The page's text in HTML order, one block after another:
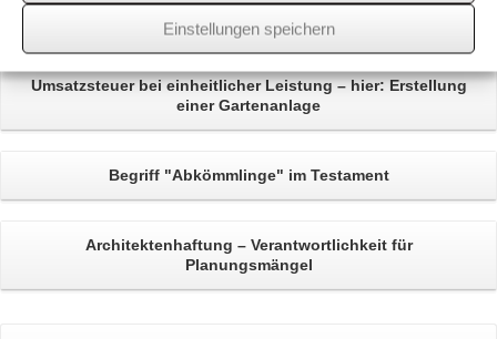
Einstellungen speichern
Umsatzsteuer bei einheitlicher Leistung– hier: Erstellung
einer Gartenanlage
Begriff "Abkömmlinge" im Testament
Architektenhaftung – Verantwortlichkeit für
Planungsmängel